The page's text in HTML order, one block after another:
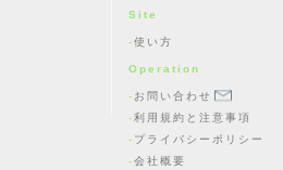
Site
使い方
Operation
お問い合わせ
利用規約と注意事項
プライバシーポリシー
会社概要